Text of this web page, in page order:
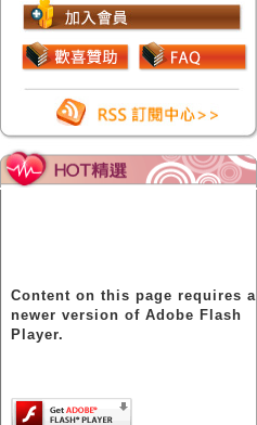
Content on this page requires a
newer version of Adobe Flash
Player.